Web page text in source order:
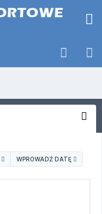
WPROWADŹ DATĘ